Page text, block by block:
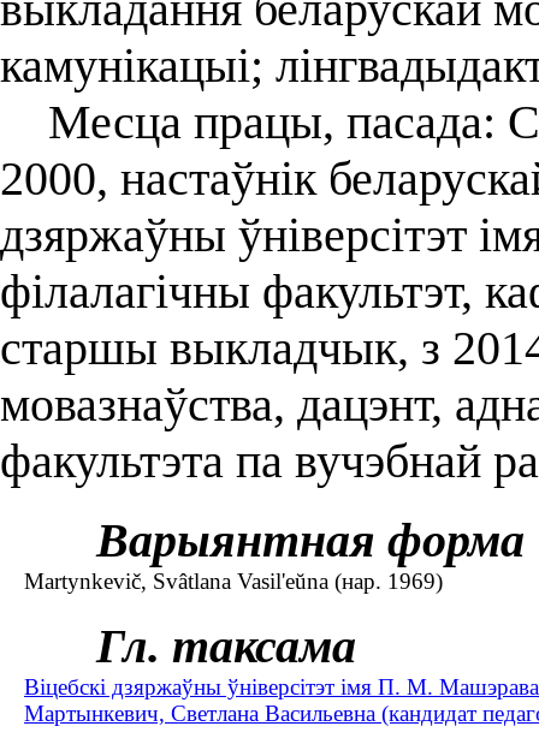
камунікацыі;
Месца працы, пасада:
2000, настаўнік
дзяржаўны ўніверсітэт
філалагічны факультэт,
старшы выкладчык, з
мовазнаўства, дацэнт,
факультэта па вучэбнай
Варыянтная форма
Martynkevіč, Svâtlana Vasil'eŭna (нар. 1969)
Гл. таксама
Віцебскі дзяржаўны ўніверсітэт імя П. М.
Мартынкевич, Светлана Васильевна (кандидат